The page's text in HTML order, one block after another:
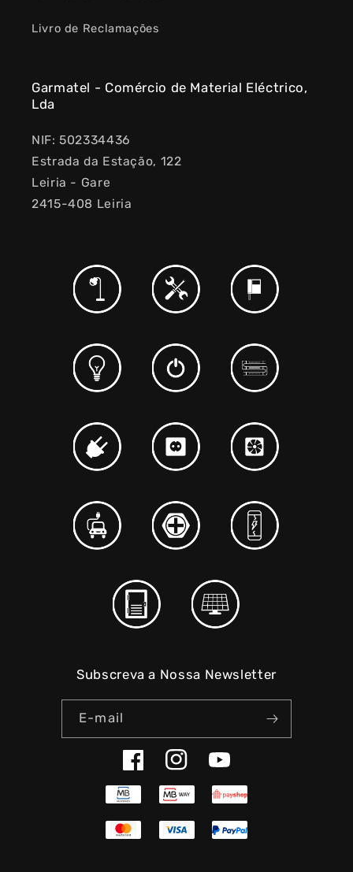
Livro de Reclamações
Garmatel - Comércio de Material Eléctrico,
Lda
NIF: 502334436
Estrada da Estação, 122
Leiria - Gare
2415-408 Leiria
Subscreva a Nossa Newsletter
E-mail
FacebookInstagramYouTube